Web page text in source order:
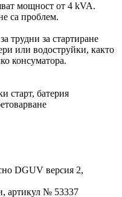
мощност от 4 kVA.
са проблем.
трудни за стартиране
или водоструйки, както
консуматора.
старт, батерия
DGUV версия 2,
артикул № 53337